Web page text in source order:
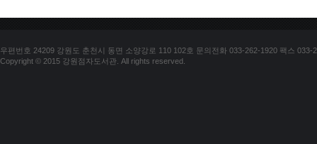
우편번호 24209 강원도 춘천시 동면 소양강로 110 102호 문의전화 033-262-1920 팩스 033-
Copyright © 2015 강원점자도서관. All rights reserved.